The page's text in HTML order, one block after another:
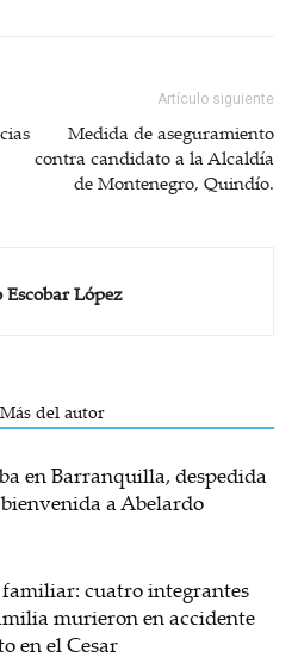
Artículo siguiente
Medida de aseguramiento
contra candidato a la Alcaldía
de Montenegro, Quindío.
López
Más del autor
en Barranquilla, despedida
a Abelardo
cuatro integrantes
murieron en accidente
en el Cesar